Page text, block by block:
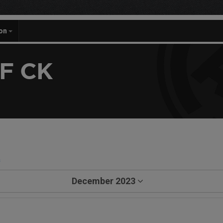
CK
December 2023